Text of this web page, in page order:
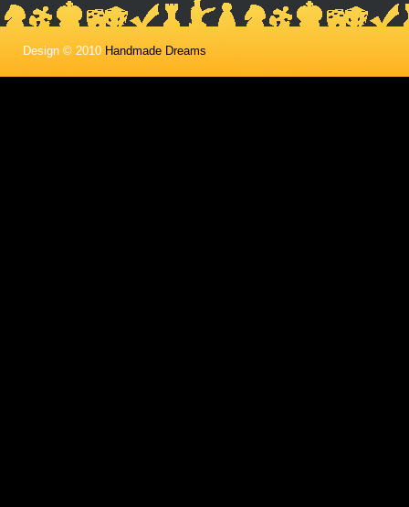
Design © 2010 Handmade Dreams